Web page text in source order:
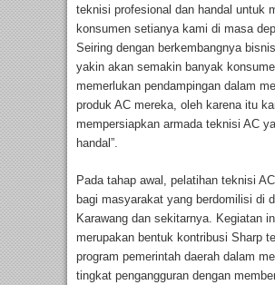
teknisi profesional dan handal untuk
konsumen setianya kami di masa
Seiring dengan berkembangnya
yakin akan semakin banyak
memerlukan pendampingan dalam
produk AC mereka, oleh karena itu
mempersiapkan armada teknisi AC
handal”.
Pada tahap awal, pelatihan teknisi
bagi masyarakat yang berdomilisi di
Karawang dan sekitarnya. Kegiatan
merupakan bentuk kontribusi Sharp
program pemerintah daerah dalam
tingkat pengangguran dengan